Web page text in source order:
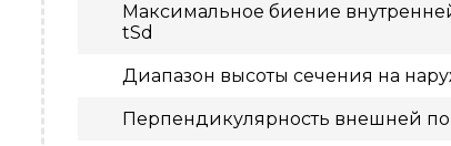
Максимальное биение
tSd
Диапазон высоты сечения на
Перпендикулярность внешней